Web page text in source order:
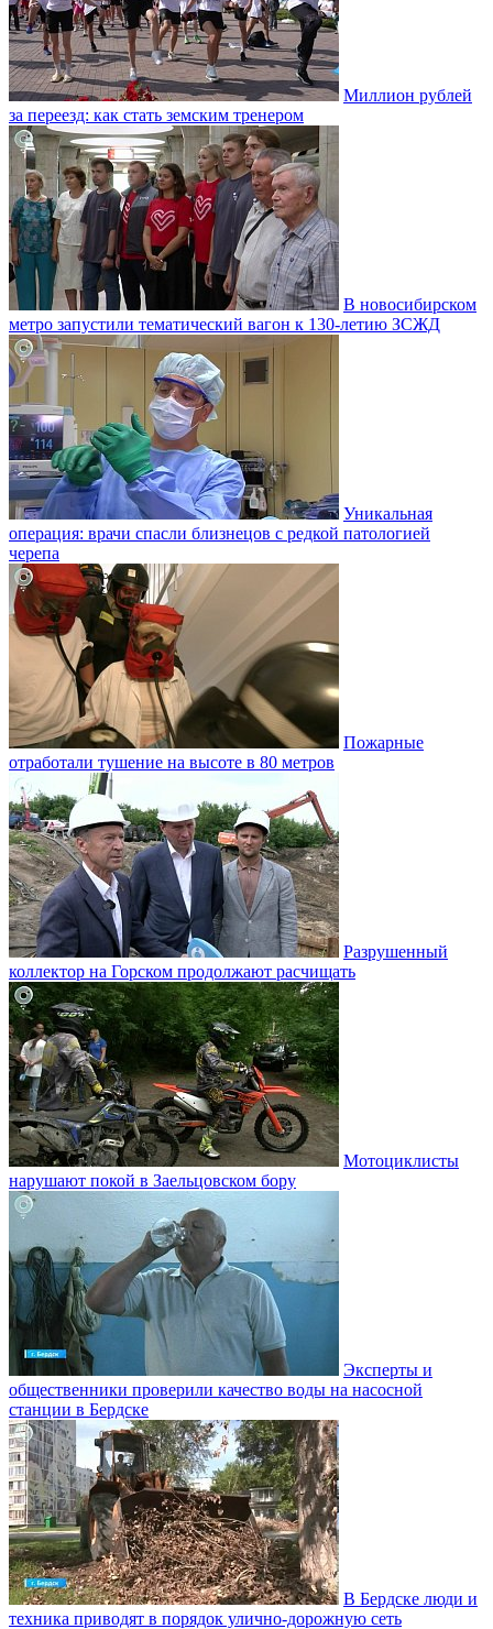
Миллион рублей
за переезд: как стать земским тренером
В новосибирском
метро запустили тематический вагон к 130-летию ЗСЖД
Уникальная
операция: врачи спасли близнецов с редкой патологией
черепа
Пожарные
отработали тушение на высоте в 80 метров
Разрушенный
коллектор на Горском продолжают расчищать
Мотоциклисты
нарушают покой в Заельцовском бору
Эксперты и
общественники проверили качество воды на насосной
станции в Бердске
В Бердске люди и
техника приводят в порядок улично‑дорожную сеть